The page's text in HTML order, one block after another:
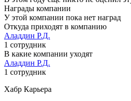
Награды компании
У этой компании пока нет наград
Откуда приходят в компанию
Аладдин Р.Д.
1 сотрудник
В какие компании уходят
Аладдин Р.Д.
1 сотрудник
Хабр Карьера